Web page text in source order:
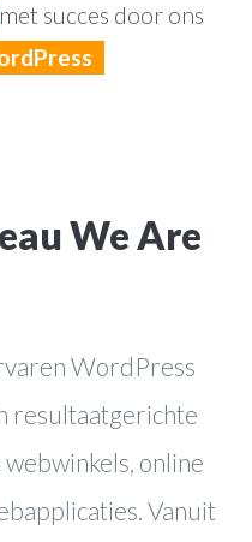
met succes door ons
We Are
WordPress
resultaatgerichte
online
Vanuit